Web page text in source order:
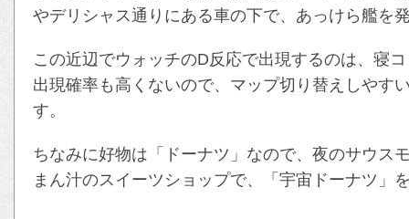
やデリシャス通りにある車の下で、あっけら艦を
この近辺でウォッチのD反応で出現するのは、寝
出現確率も高くないので、マップ切り替えしやす
す。
ちなみに好物は「ドーナツ」なので、夜のサウス
まん汁のスイーツショップで、「宇宙ドーナツ」